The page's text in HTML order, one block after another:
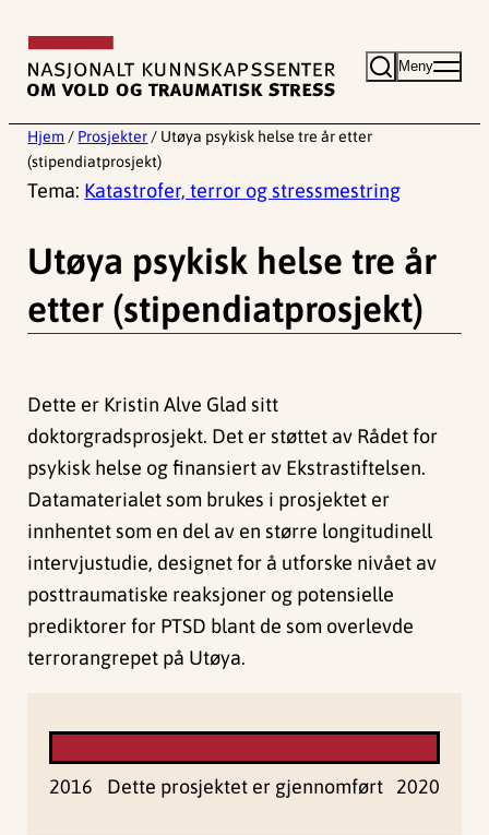
innhold
Meny
Hjem / Prosjekter / Utøya psykisk helse tre år etter
(stipendiatprosjekt)
Tema: Katastrofer, terror og stressmestring
Utøya psykisk helse tre år
etter (stipendiatprosjekt)
Dette er Kristin Alve Glad sitt
doktorgradsprosjekt. Det er støttet av Rådet for
psykisk helse og finansiert av Ekstrastiftelsen.
Datamaterialet som brukes i prosjektet er
innhentet som en del av en større longitudinell
intervjustudie, designet for å utforske nivået av
posttraumatiske reaksjoner og potensielle
prediktorer for PTSD blant de som overlevde
terrorangrepet på Utøya.
2016 Dette prosjektet er gjennomført 2020